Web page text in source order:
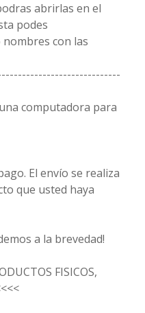
abrirlas en el
podes
con las
computadora para
El envío se realiza
que usted haya
a la brevedad!
FISICOS,